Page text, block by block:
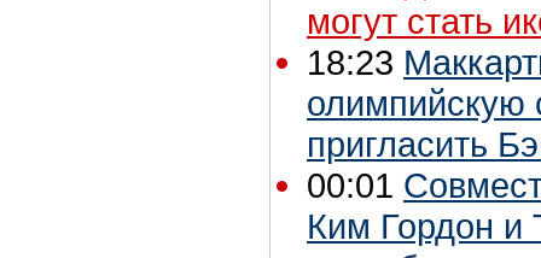
могут стать
18:23
олимпийскую
пригласить
00:01
Ким Гордон и